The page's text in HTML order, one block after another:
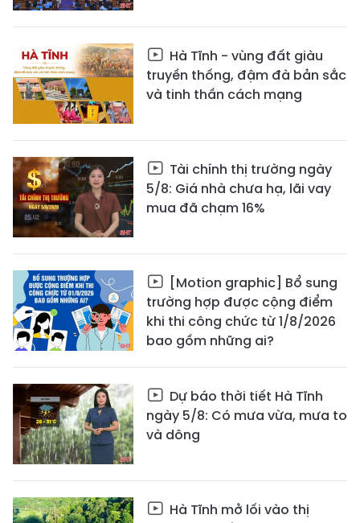
Hà Tĩnh - vùng đất giàu
truyền thống, đậm đà bản sắc
và tinh thần cách mạng
Tài chính thị trường ngày
5/8: Giá nhà chưa hạ, lãi vay
mua đã chạm 16%
[Motion graphic] Bổ sung
trường hợp được cộng điểm
khi thi công chức từ 1/8/2026
bao gồm những ai?
Dự báo thời tiết Hà Tĩnh
ngày 5/8: Có mưa vừa, mưa to
và dông
Hà Tĩnh mở lối vào thị